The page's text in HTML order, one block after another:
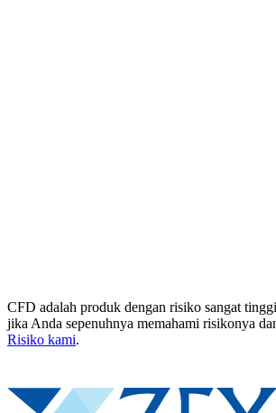
CFD adalah produk dengan risiko sangat
jika Anda sepenuhnya memahami risikonya
Risiko kami.